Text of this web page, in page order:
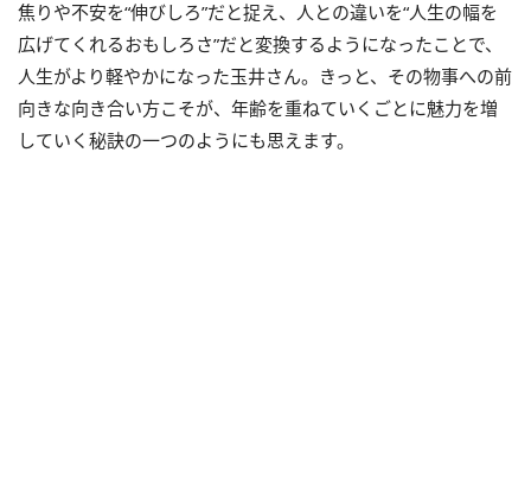
焦りや不安を“伸びしろ”だと捉え、人との違いを“人生の幅を
広げてくれるおもしろさ”だと変換するようになったことで、
人生がより軽やかになった玉井さん。きっと、その物事への前
向きな向き合い方こそが、年齢を重ねていくごとに魅力を増
していく秘訣の一つのようにも思えます。